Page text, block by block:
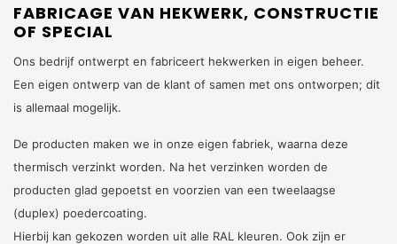
FABRICAGE VAN HEKWERK, CONSTRUCTIE
OF SPECIAL
Ons bedrijf ontwerpt en fabriceert hekwerken in eigen beheer.
Een eigen ontwerp van de klant of samen met ons ontworpen; dit
is allemaal mogelijk.
De producten maken we in onze eigen fabriek, waarna deze
thermisch verzinkt worden. Na het verzinken worden de
producten glad gepoetst en voorzien van een tweelaagse
(duplex) poedercoating.
Hierbij kan gekozen worden uit alle RAL kleuren. Ook zijn er